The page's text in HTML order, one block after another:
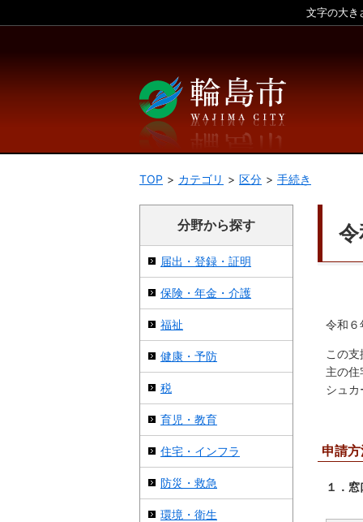
文字の大き
TOP カテゴリ 区分 手続き
令和６
この
主の
シュ
申請
１．
分野から探す
届出・登録・証明
保険・年金・介護
福祉
健康・予防
税
育児・教育
住宅・インフラ
防災・救急
環境・衛生